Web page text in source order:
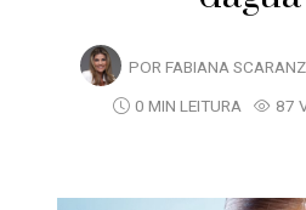
POR FABIANA
0 MIN LEITURA
87